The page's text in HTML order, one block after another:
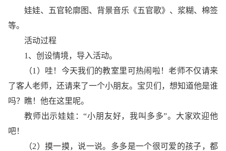
娃娃、五官轮廓图、背景音乐《五官歌》、浆糊、棉签
等。
活动过程
1、创设情境，导入活动。
（1）哇！今天我们的教室里可热闹啦！老师不仅请来
了客人老师，还请来了一个小朋友。宝贝们，想知道他是谁
吗？瞧！他在这里呢。
教师出示娃娃：“小朋友好，我叫多多”。大家欢迎他
吧！
（2）摸一摸，说一说。多多是一个很可爱的孩子，都